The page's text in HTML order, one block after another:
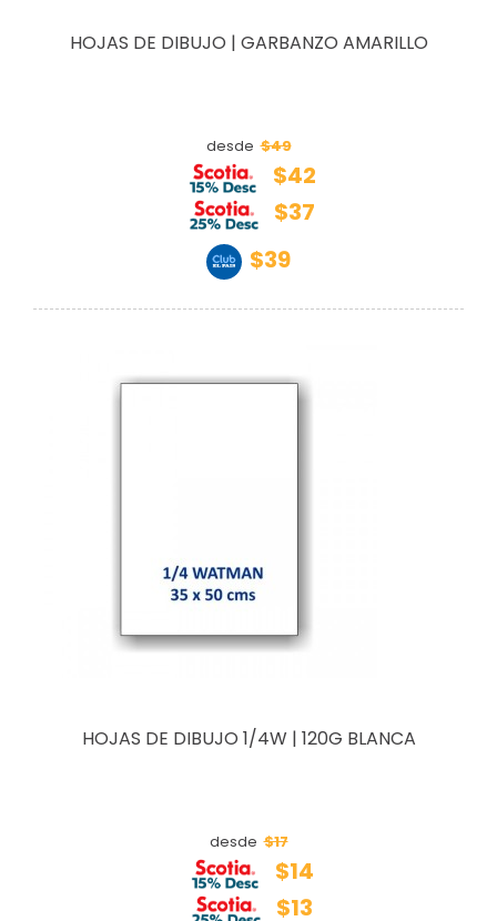
HOJAS DE DIBUJO | GARBANZO AMARILLO
desde $49
$42
$37
$39
HOJAS DE DIBUJO 1/4W | 120G BLANCA
desde $17
$14
$13